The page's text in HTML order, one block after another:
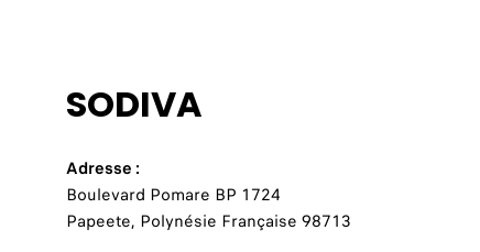
SODIVA
Adresse :
Boulevard Pomare BP 1724
Papeete, Polynésie Française 98713